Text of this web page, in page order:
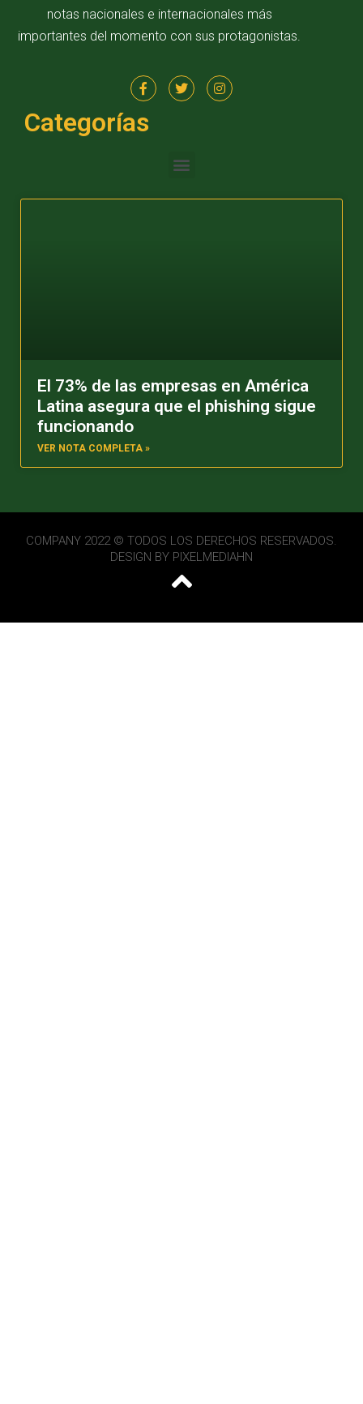
notas nacionales e internacionales más
importantes del momento con sus protagonistas.
Categorías
El 73% de las empresas en América
Latina asegura que el phishing sigue
funcionando
VER NOTA COMPLETA »
COMPANY 2022 © TODOS LOS DERECHOS RESERVADOS.
DESIGN BY PIXELMEDIAHN